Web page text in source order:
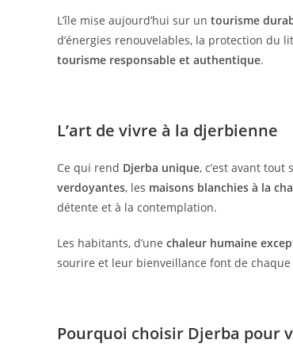
L’île mise aujourd’hui sur un tourisme
d’énergies renouvelables, la protection du
tourisme responsable et authentique.
L’art de vivre à la djerbienne
Ce qui rend Djerba unique, c’est avant tout
verdoyantes, les maisons blanchies à la
détente et à la contemplation.
Les habitants, d’une chaleur humaine
sourire et leur bienveillance font de
Pourquoi choisir Djerba pour